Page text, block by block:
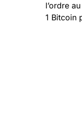
l’ordre
1 Bitcoin